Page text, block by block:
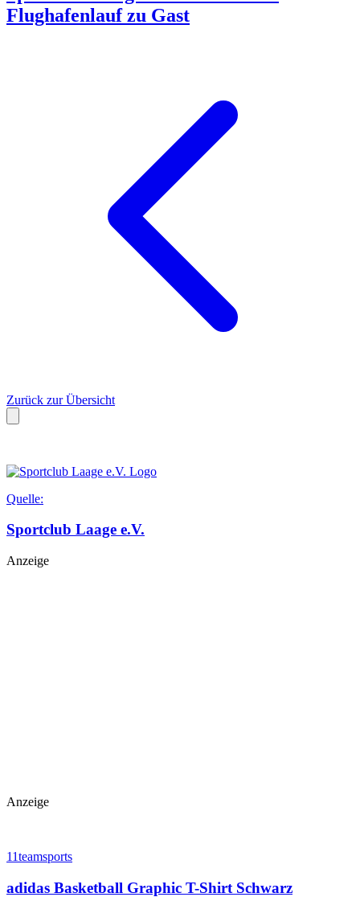
Flughafenlauf zu Gast
Zurück zur Übersicht
Quelle:
Sportclub Laage e.V.
Anzeige
Anzeige
11teamsports
adidas Basketball Graphic T-Shirt Schwarz